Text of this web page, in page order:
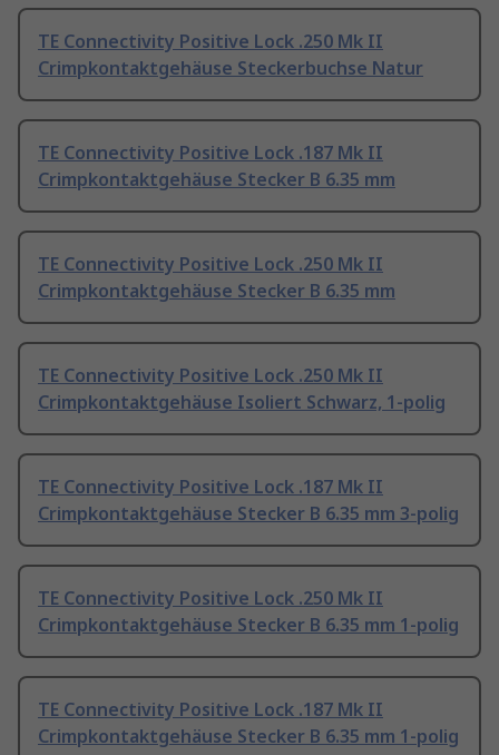
TE Connectivity Positive Lock .250 Mk II
Crimpkontaktgehäuse Steckerbuchse Natur
TE Connectivity Positive Lock .187 Mk II
Crimpkontaktgehäuse Stecker B 6.35 mm
TE Connectivity Positive Lock .250 Mk II
Crimpkontaktgehäuse Stecker B 6.35 mm
TE Connectivity Positive Lock .250 Mk II
Crimpkontaktgehäuse Isoliert Schwarz, 1-polig
TE Connectivity Positive Lock .187 Mk II
Crimpkontaktgehäuse Stecker B 6.35 mm 3-polig
TE Connectivity Positive Lock .250 Mk II
Crimpkontaktgehäuse Stecker B 6.35 mm 1-polig
TE Connectivity Positive Lock .187 Mk II
Crimpkontaktgehäuse Stecker B 6.35 mm 1-polig